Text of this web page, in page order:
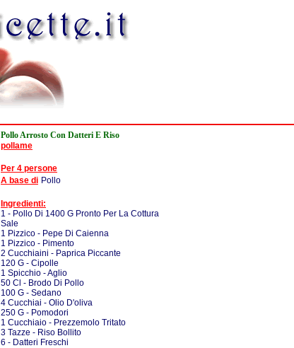
Pollo Arrosto Con Datteri E Riso
pollame
Per 4 persone
A base di Pollo
Ingredienti:
1 - Pollo Di 1400 G Pronto Per La Cottura
Sale
1 Pizzico - Pepe Di Caienna
1 Pizzico - Pimento
2 Cucchiaini - Paprica Piccante
120 G - Cipolle
1 Spicchio - Aglio
50 Cl - Brodo Di Pollo
100 G - Sedano
4 Cucchiai - Olio D'oliva
250 G - Pomodori
1 Cucchiaio - Prezzemolo Tritato
3 Tazze - Riso Bollito
6 - Datteri Freschi